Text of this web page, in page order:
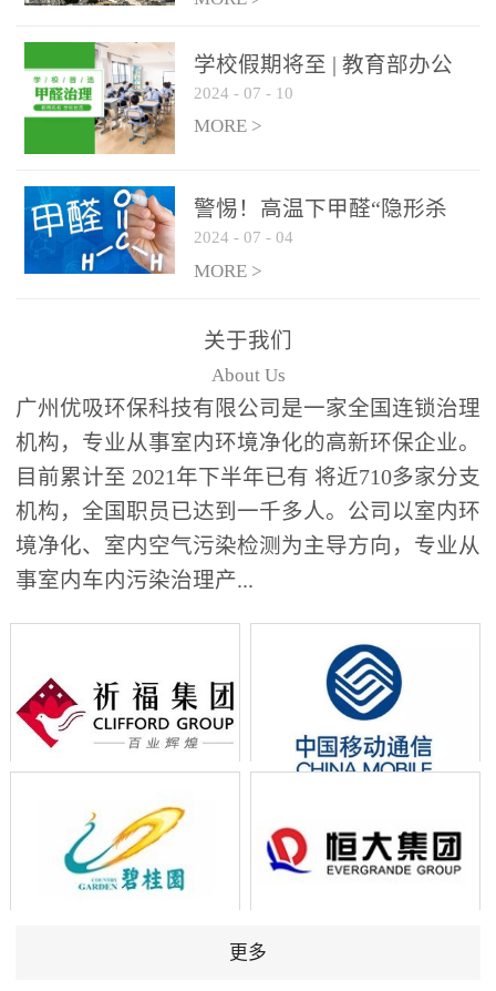
学校假期将至 | 教育部办公
厅关于加强学校新建校舍室
内空气质量管理通知
2024 - 07 - 10
MORE >
警惕！高温下甲醛“隐形杀
手”来袭，你的家安全吗？
2024 - 07 - 04
MORE >
关于我们
About Us
广州优吸环保科技有限公司是一家全国连锁治理
机构，专业从事室内环境净化的高新环保企业。
目前累计至 2021年下半年已有 将近710多家分支
机构，全国职员已达到一千多人。公司以室内环
境净化、室内空气污染检测为主导方向，专业从
事室内车内污染治理产...
更多